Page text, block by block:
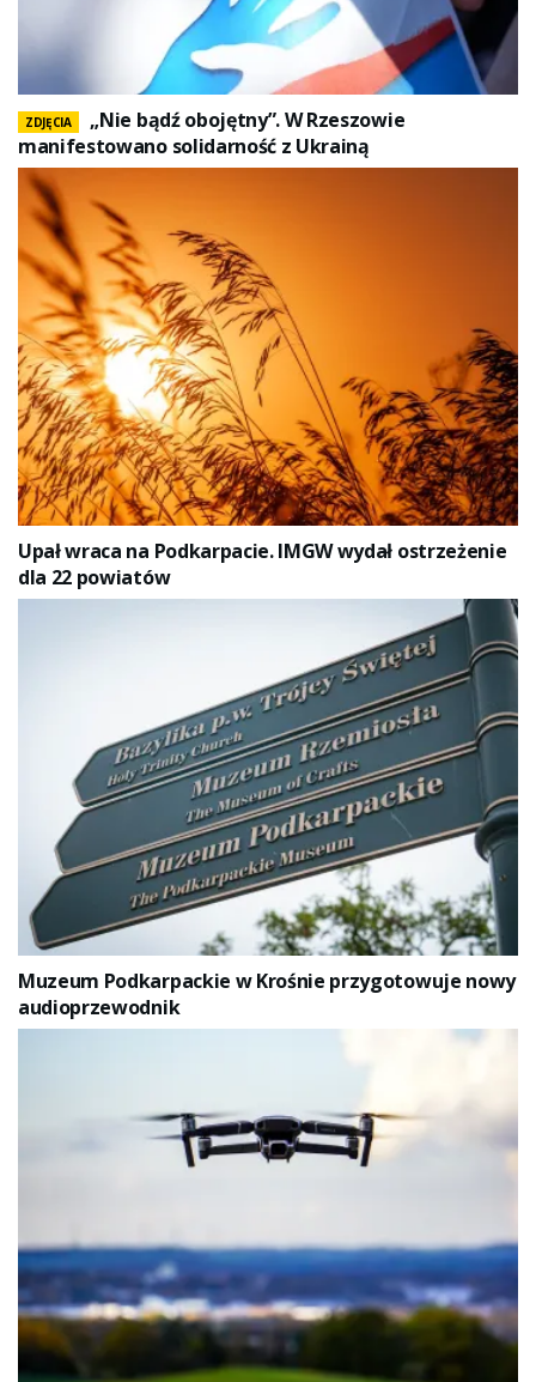
ZDJĘCIA
„Nie bądź obojętny”. W Rzeszowie
manifestowano solidarność z Ukrainą
Upał wraca na Podkarpacie. IMGW wydał ostrzeżenie
dla 22 powiatów
Muzeum Podkarpackie w Krośnie przygotowuje nowy
audioprzewodnik